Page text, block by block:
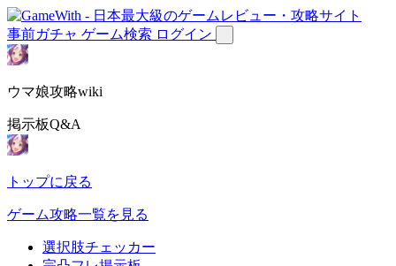
事前ガチャ ゲーム検索 ログイン
ウマ娘攻略wiki
掲示板Q&A
トップに戻る
ゲーム攻略一覧を見る
選択肢チェッカー